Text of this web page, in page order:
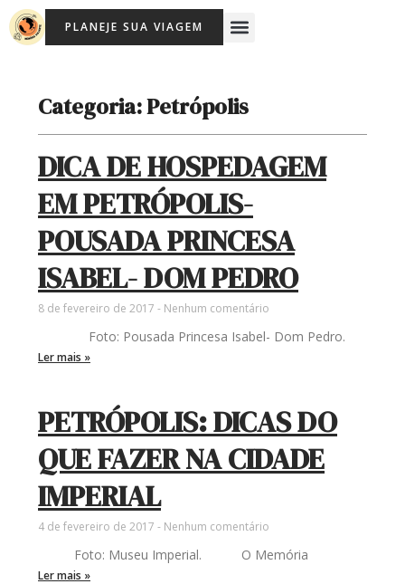
para
PLANEJE SUA VIAGEM Menu
Categoria: Petrópolis
DICA DE HOSPEDAGEM
EM PETRÓPOLIS-
POUSADA PRINCESA
ISABEL- DOM PEDRO
8 de fevereiro de 2017 Nenhum comentário
Foto: Pousada Princesa Isabel- Dom Pedro.
Ler mais »
PETRÓPOLIS: DICAS DO
QUE FAZER NA CIDADE
IMPERIAL
4 de fevereiro de 2017 Nenhum comentário
Foto: Museu Imperial. O Memória
Ler mais »